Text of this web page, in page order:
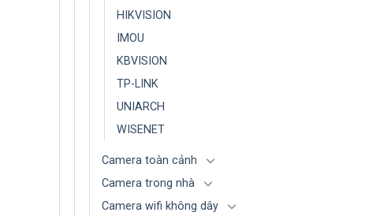
HIKVISION
IMOU
KBVISION
TP-LINK
UNIARCH
WISENET
Camera toàn cảnh
Camera trong nhà
Camera wifi không dây